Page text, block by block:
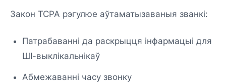
Закон TCPA рэгулюе аўтаматызаваныя званкі:
Патрабаванні да раскрыцця інфармацыі для
ШІ-выклікальнікаў
Абмежаванні часу звонку